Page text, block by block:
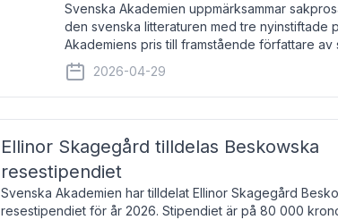
Svenska Akademien uppmärksammar
den svenska litteraturen med tre nyinstiftade
Akademiens pris till framstående författare av
sakprosa som i år går till Magnus Västerbro,
Akademiens pris
2026-04-29
Ellinor Skagegård tilldelas Beskowska
resestipendiet
Svenska Akademien har tilldelat Ellinor Skagegård
resestipendiet för år 2026. Stipendiet är på 80 000